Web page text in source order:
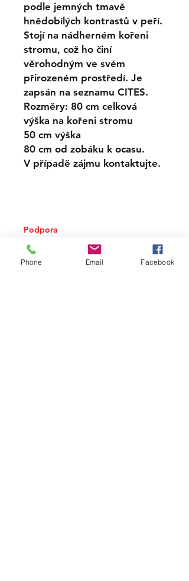
podle jemných tmavě
hnědobílých kontrastů v peří.
Stojí na nádherném kořeni
stromu, což ho činí
věrohodným ve svém
přirozeném prostředí. Je
zapsán na seznamu CITES.
Rozměry: 80 cm celková
výška na kořeni stromu
50 cm výška
80 cm od zobáku k ocasu.
V případě zájmu kontaktujte.
Podpora
Způsob platby
Zásady ochrany osobních údajů
Phone Email Facebook